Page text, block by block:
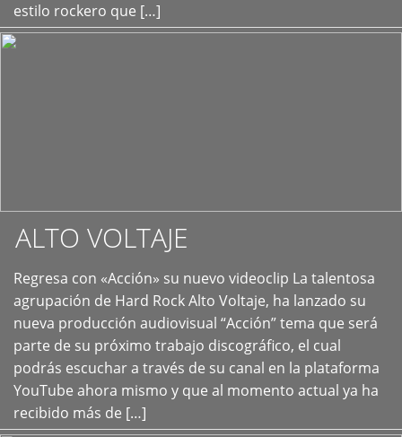
estilo rockero que […]
ALTO VOLTAJE
Regresa con «Acción» su nuevo videoclip La talentosa
agrupación de Hard Rock Alto Voltaje, ha lanzado su
nueva producción audiovisual “Acción” tema que será
parte de su próximo trabajo discográfico, el cual
podrás escuchar a través de su canal en la plataforma
YouTube ahora mismo y que al momento actual ya ha
recibido más de […]
+